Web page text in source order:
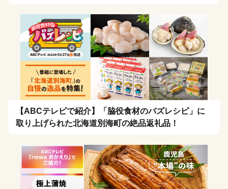
【ABCテレビで紹介】「脇役食材のバズレシピ」に
取り上げられた北海道別海町の絶品返礼品！